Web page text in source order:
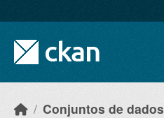
Conjuntos de dados